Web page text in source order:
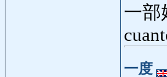
一部
一度